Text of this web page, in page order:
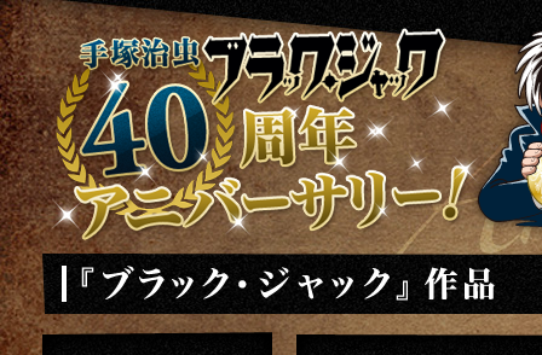
手塚治虫 ブラックジャック 40周年アニバーサリー
「ブラック・ジャック」